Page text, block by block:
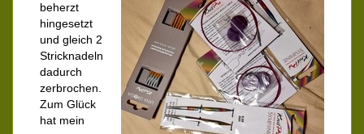
beherzt
hingesetzt
und gleich 2
Stricknadeln
dadurch
zerbrochen.
Zum Glück
hat mein